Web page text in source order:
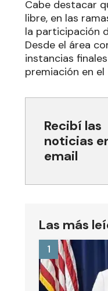
Cabe destacar
libre, en las
la participación
Desde el área
instancias
premiación en
Recibí las
noticias
email
Las más
1